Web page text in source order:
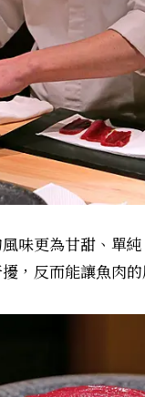
味更為甘甜、單
，反而能讓魚肉